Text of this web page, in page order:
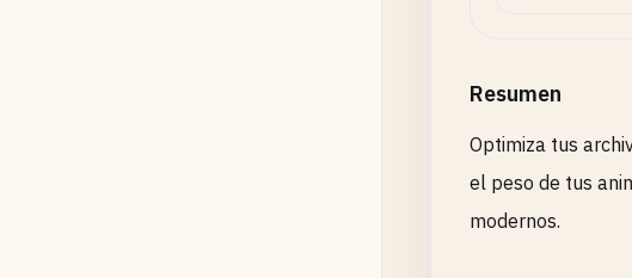
Resumen
Optimiza tus
el peso de tus
modernos.